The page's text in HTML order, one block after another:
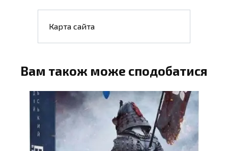
Карта сайта
Вам також може сподобатися